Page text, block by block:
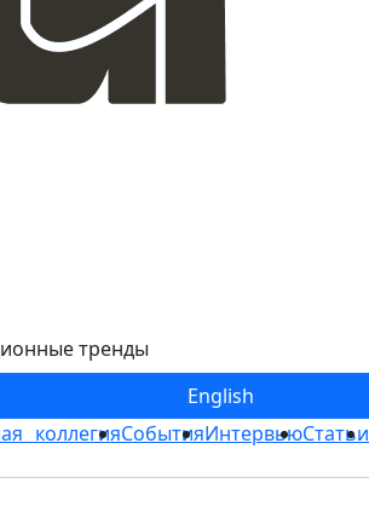
тренды
English
коллегияСобытияИнтервьюСтатьи